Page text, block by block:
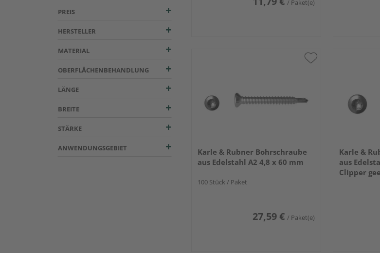
PREIS
HERSTELLER
MATERIAL
OBERFLÄCHENBEHANDLUNG
LÄNGE
BREITE
STÄRKE
ANWENDUNGSGEBIET
/ Paket(e)
Karle & Rubner Bohrschraube
aus Edelstahl A2 4,8 x 60 mm
100 Stück / Paket
27,59 € / Paket(e)
Karle &
aus
Clipper